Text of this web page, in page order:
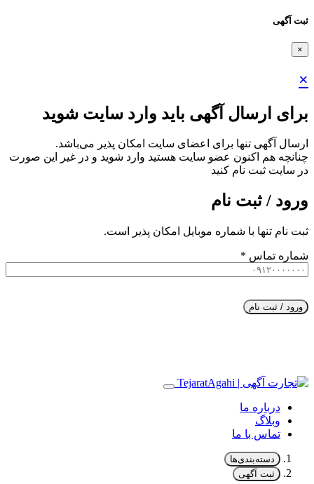
ثبت آگهی
×
×
برای ارسال آگهی باید وارد سایت شوید
ارسال آگهی تنها برای اعضای سایت امکان پذیر می‌باشد.
چنانچه هم‌ اکنون عضو سایت هستید وارد شوید و در غیر این صورت
در سایت ثبت نام کنید
ورود / ثبت نام
ثبت نام تنها با شماره موبایل امکان پذیر است.
شماره تماس *
ورود / ثبت نام
درباره ما
وبلاگ
تماس با ما
دسته‌بندی‌ها
ثبت آگهی